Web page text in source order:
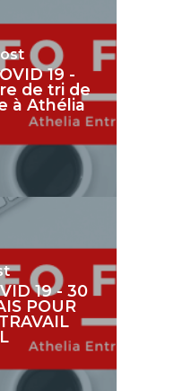
19 -
de tri de
à Athélia
19 - 30
POUR